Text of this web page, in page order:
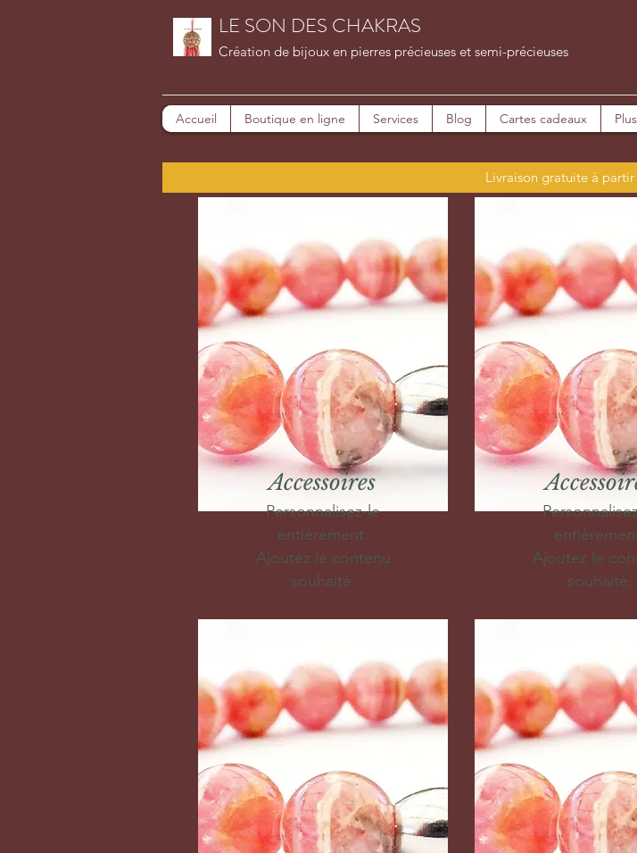
LE SON DES CHAKRAS
Création de bijoux en pierres précieuses et semi-précieuses
Accueil Boutique en ligne Services Blog Cartes cadeaux Plus
Livraison gratuite à partir
Accessoires
Personnalisez-le
entièrement.
Ajoutez le contenu
souhaité.
Ajoutez le
souhaité.